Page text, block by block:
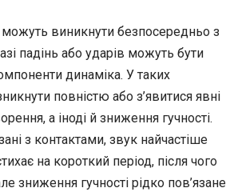
виникнути безпосередньо з
падінь або ударів можуть бути
динаміка. У таких
повністю або з’явитися явні
а іноді й зниження гучності.
з контактами, звук найчастіше
на короткий період, після чого
зниження гучності рідко пов’язане